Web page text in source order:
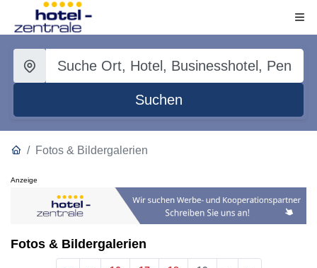
Suchen
Fotos & Bildergalerien
Anzeige
Fotos & Bildergalerien